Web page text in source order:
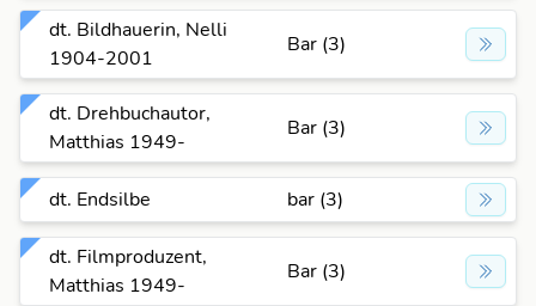
dt. Bildhauerin, Nelli
1904-2001
Bar (3)
dt. Drehbuchautor,
Matthias 1949-
Bar (3)
dt. Endsilbe bar (3)
dt. Filmproduzent,
Matthias 1949-
Bar (3)